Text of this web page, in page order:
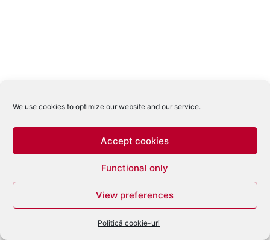
We use cookies to optimize our website and our service.
Accept cookies
Functional only
View preferences
Politică cookie-uri